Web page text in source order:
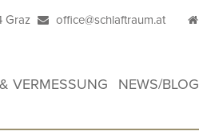
Graz office@schlaftraum.at
VERMESSUNG NEWS/BLOG